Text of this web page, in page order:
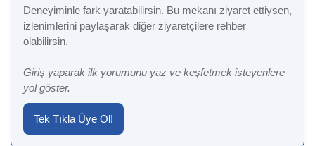
Deneyiminle fark yaratabilirsin. Bu mekanı ziyaret ettiysen,
izlenimlerini paylaşarak diğer ziyaretçilere rehber
olabilirsin.
Giriş yaparak ilk yorumunu yaz ve keşfetmek isteyenlere
yol göster.
Tek Tıkla Üye Ol!